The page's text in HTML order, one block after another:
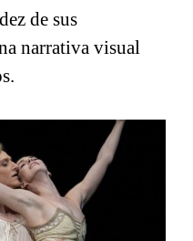
de sus
narrativa visual